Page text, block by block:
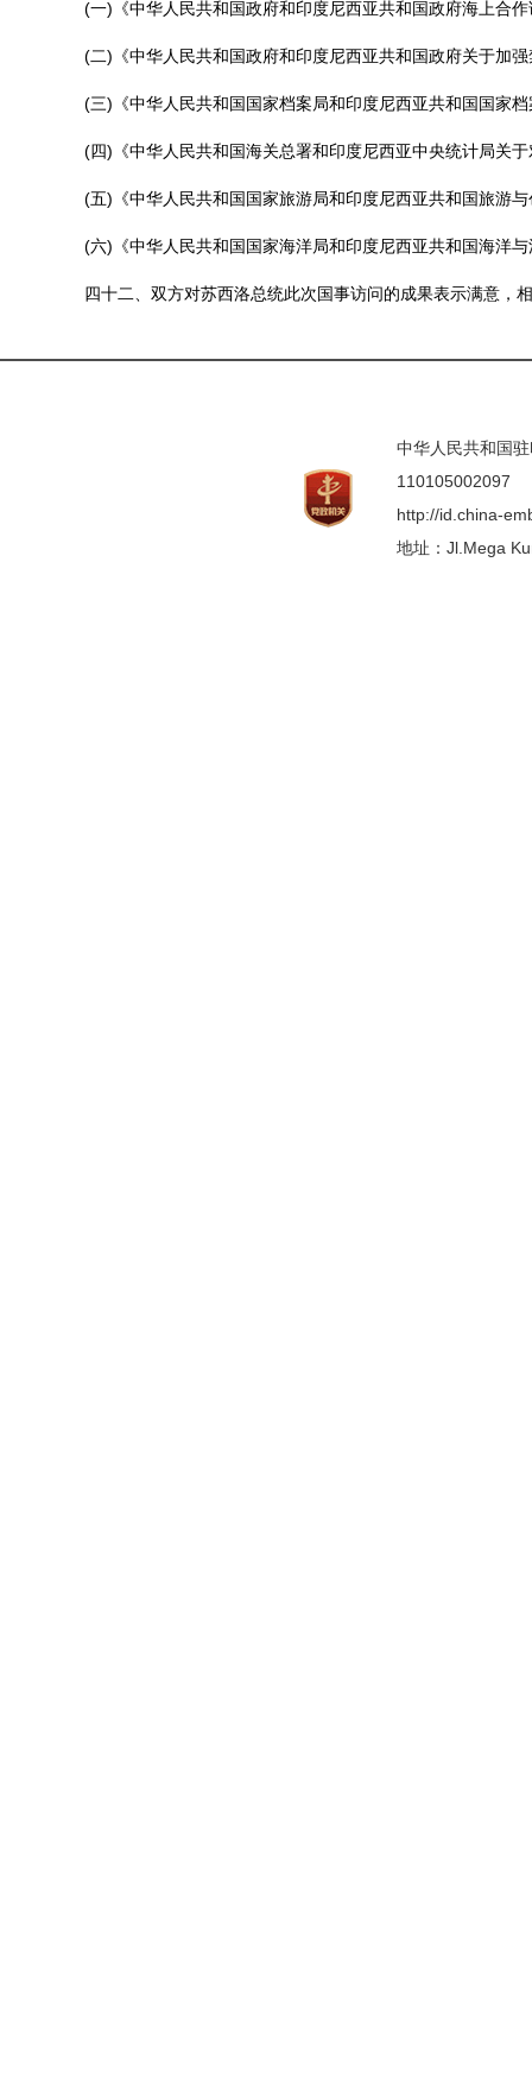
(一)《中华人民共和国政府和印度尼西亚共和国政府海上合作
(二)《中华人民共和国政府和印度尼西亚共和国政府关于加强
(三)《中华人民共和国国家档案局和印度尼西亚共和国国家档
(四)《中华人民共和国海关总署和印度尼西亚中央统计局关于
(五)《中华人民共和国国家旅游局和印度尼西亚共和国旅游与
(六)《中华人民共和国国家海洋局和印度尼西亚共和国海洋与
四十二、双方对苏西洛总统此次国事访问的成果表示满意，
中华人民共和国
110105002097
http://id.china-
地址：Jl.Mega